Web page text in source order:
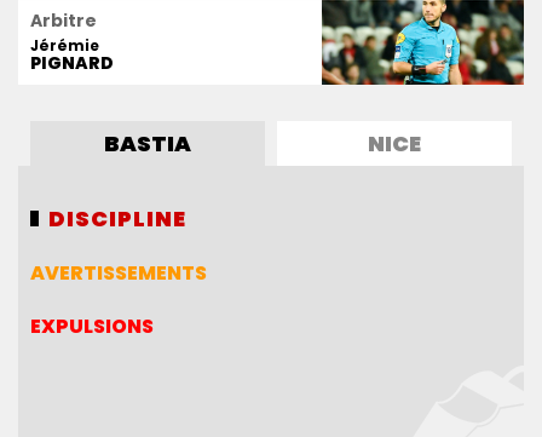
Arbitre
Jérémie
PIGNARD
BASTIA NICE
DISCIPLINE
AVERTISSEMENTS
EXPULSIONS
DISCIPLINE
AVERTISSEMENTS
EXPULSIONS